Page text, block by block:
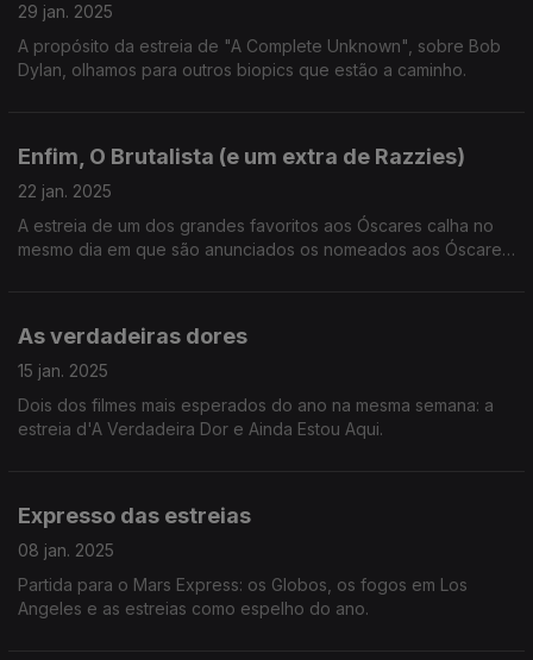
29 jan. 2025
A propósito da estreia de "A Complete Unknown", sobre Bob
Dylan, olhamos para outros biopics que estão a caminho.
Enfim, O Brutalista (e um extra de Razzies)
22 jan. 2025
A estreia de um dos grandes favoritos aos Óscares calha no
mesmo dia em que são anunciados os nomeados aos Óscares
As verdadeiras dores
15 jan. 2025
Dois dos filmes mais esperados do ano na mesma semana: a
estreia d'A Verdadeira Dor e Ainda Estou Aqui.
Expresso das estreias
08 jan. 2025
Partida para o Mars Express: os Globos, os fogos em Los
Angeles e as estreias como espelho do ano.